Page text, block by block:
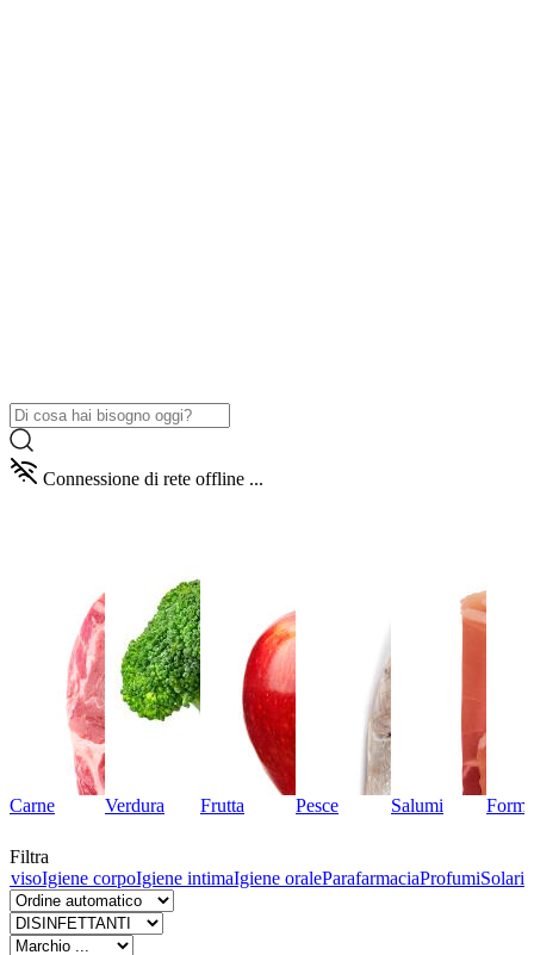
Connessione di rete offline ...
Carne Verdura Frutta Pesce Salumi
Filtra
visoIgiene corpoIgiene intimaIgiene oraleParafarmaciaProfumiSolari